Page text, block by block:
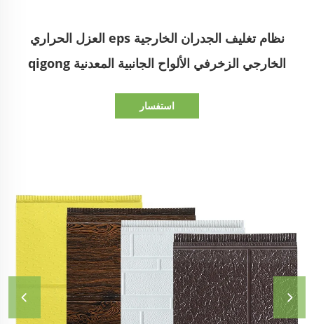
نظام تغليف الجدران الخارجية eps العزل الحراري
الخارجي الزخرفي الألواح الجانبية المعدنية qigong
استفسار